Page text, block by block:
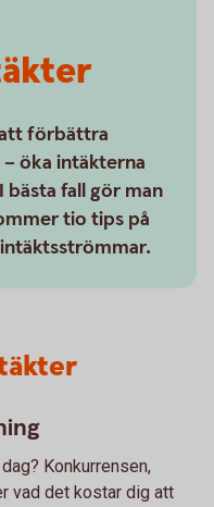
förbättra
öka intäkterna
bästa fall gör man
tio tips på
Konkurrensen,
vad det kostar dig att